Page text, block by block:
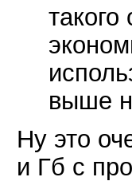
выше
Ну это
и Гб с